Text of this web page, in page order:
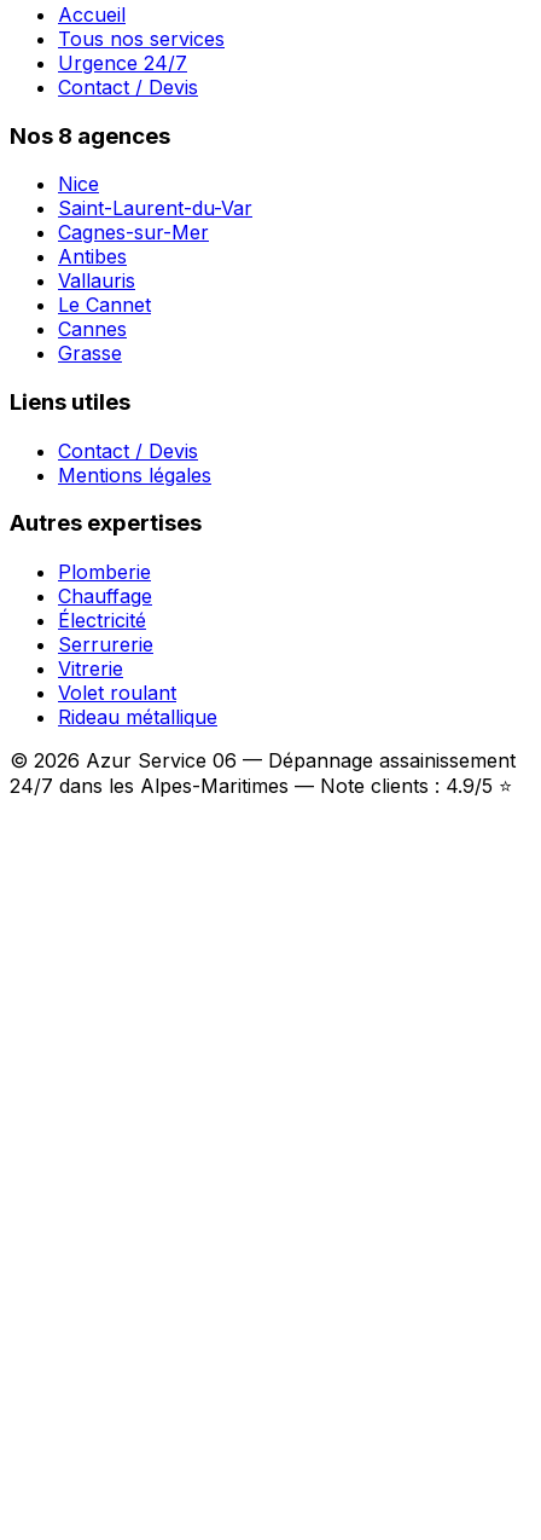
Accueil
Tous nos services
Urgence 24/7
Contact / Devis
Nos 8 agences
Nice
Saint-Laurent-du-Var
Cagnes-sur-Mer
Antibes
Vallauris
Le Cannet
Cannes
Grasse
Liens utiles
Contact / Devis
Mentions légales
Autres expertises
Plomberie
Chauffage
Électricité
Serrurerie
Vitrerie
Volet roulant
Rideau métallique
© 2026 Azur Service 06 — Dépannage assainissement
24/7 dans les Alpes-Maritimes — Note clients : 4.9/5 ⭐